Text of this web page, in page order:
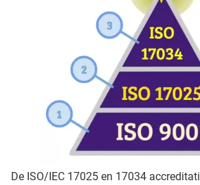
De ISO/IEC 17025 en 17034